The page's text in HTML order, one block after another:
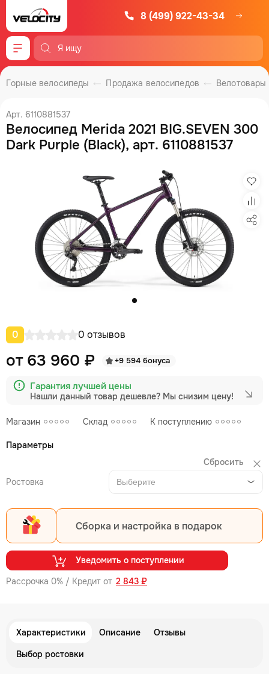
8 (499) 922-43-34
Меню
Велотовары
Продажа велосипедов
Горные велосипеды
Арт. 6110881537
Велосипед Merida 2021 BIG.SEVEN 300
Dark Purple (Black), арт. 6110881537
0 0 отзывов
Магазин Склад К поступлению
от 63 960 ₽ +9 594 бонуса
Гарантия лучшей цены
Нашли данный товар дешевле? Мы снизим цену!
Рассрочка 0% / Кредит от 2 843 ₽
Параметры
Сбросить
Ростовка
Выберите
Сборка и настройка в подарок
Уведомить о поступлении
Характеристики Описание
Отзывы
Выбор ростовки